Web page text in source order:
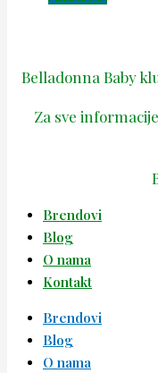
Belladonna Baby
Za sve
Brendovi
Blog
O nama
Kontakt
Brendovi
Blog
O nama